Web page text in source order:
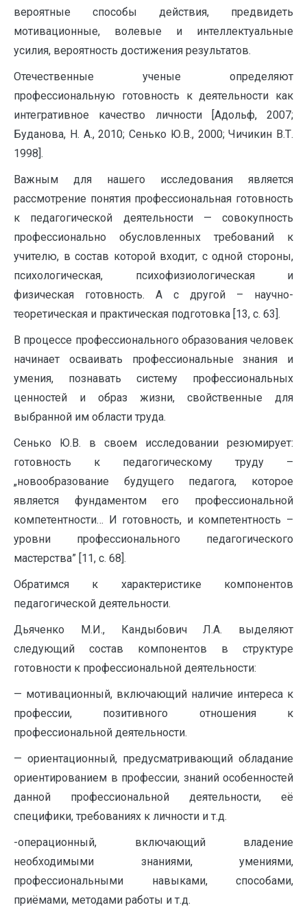
вероятные способы действия, предвидеть
мотивационные, волевые и интеллектуальные
усилия, вероятность достижения результатов.
Отечественные ученые определяют
профессиональную готовность к деятельности как
интегративное качество личности [Адольф, 2007;
Буданова, Н. А., 2010; Сенько Ю.В., 2000; Чичикин В.Т.
1998].
Важным для нашего исследования является
рассмотрение понятия профессиональная готовность
к педагогической деятельности — совокупность
профессионально обусловленных требований к
учителю, в состав которой входит, с одной стороны,
психологическая, психофизиологическая и
физическая готовность. А с другой – научно-
теоретическая и практическая подготовка [13, с. 63].
В процессе профессионального образования человек
начинает осваивать профессиональные знания и
умения, познавать систему профессиональных
ценностей и образ жизни, свойственные для
выбранной им области труда.
Сенько Ю.В. в своем исследовании резюмирует:
готовность к педагогическому труду –
„новообразование будущего педагога, которое
является фундаментом его профессиональной
компетентности… И готовность, и компетентность –
уровни профессионального педагогического
мастерства” [11, с. 68].
Обратимся к характеристике компонентов
педагогической деятельности.
Дьяченко М.И., Кандыбович Л.А. выделяют
следующий состав компонентов в структуре
готовности к профессиональной деятельности:
— мотивационный, включающий наличие интереса к
профессии, позитивного отношения к
профессиональной деятельности.
— ориентационный, предусматривающий обладание
ориентированием в профессии, знаний особенностей
данной профессиональной деятельности, её
специфики, требованиях к личности и т.д.
-операционный, включающий владение
необходимыми знаниями, умениями,
профессиональными навыками, способами,
приёмами, методами работы и т.д.